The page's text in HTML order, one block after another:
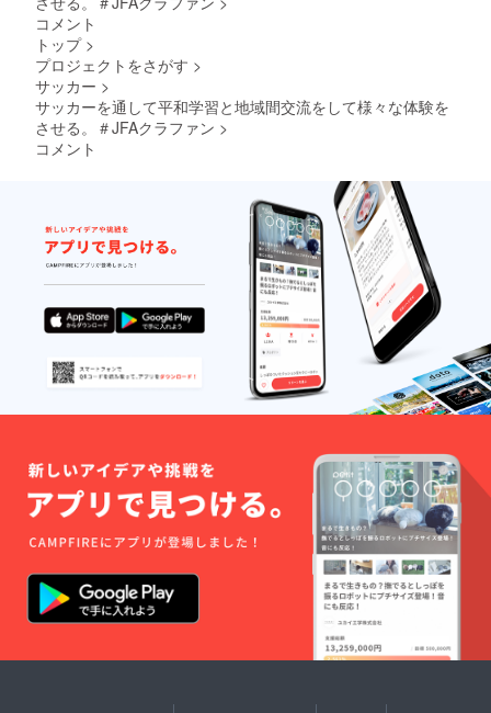
コメント
トップ >
プロジェクトをさがす >
サッカー >
サッカーを通して平和学習と地域間交流をして様々な体験を
させる。＃JFAクラファン >
コメント